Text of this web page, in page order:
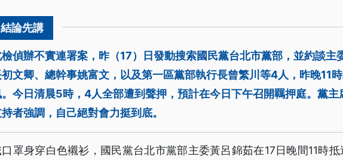
偵辦不實連署案，昨（17）日發動搜索國民黨台北市黨部，並約談主
文卿、總幹事姚富文，以及第一區黨部執行長曾繁川等4人，昨晚11
今日清晨5時，4人全部遭到聲押，預計在今日下午召開羈押庭。黨主
者強調，自己絕對會力挺到底。
罩身穿白色襯衫，國民黨台北市黨部主委黃呂錦茹在17日晚間11時